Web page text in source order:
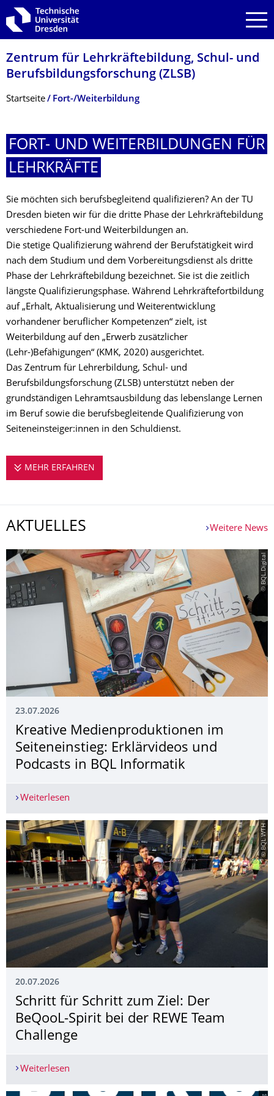
Zur Hauptnavigation springen
Zur Suche springen
Zum Inhalt springen
Zentrum für Lehrkräftebildung, Schul- und
Berufsbildungsfor­schung (ZLSB)
Breadcrumb-Menü
Startseite Fort-/Weiter­bildung
FORT- UND WEITERBILDUNGEN FÜR
LEHRKRÄFTE
Sie möchten sich berufsbegleitend qualifizieren? An der TU
Dresden bieten wir für die dritte Phase der Lehrkräftebildung
verschiedene Fort-und Weiterbildungen an.
Die stetige Qualifizierung während der Berufstätigkeit wird
nach dem Studium und dem Vorbereitungsdienst als dritte
Phase der Lehrkräftebildung bezeichnet. Sie ist die zeitlich
längste Qualifizierungsphase. Während Lehrkräftefortbildung
auf „Erhalt, Aktualisierung und Weiterentwicklung
vorhandener beruflicher Kompetenzen“ zielt, ist
Weiterbildung auf den „Erwerb zusätzlicher
(Lehr-)Befähigungen“ (KMK, 2020) ausgerichtet.
Das Zentrum für Lehrerbildung, Schul- und
Berufsbildungsforschung (ZLSB) unterstützt neben der
grundständigen Lehramtsausbildung das lebenslange Lernen
im Beruf sowie die berufsbegleitende Qualifizierung von
Seiteneinsteiger:innen in den Schuldienst.
MEHR ERFAHREN
AKTUELLES Weitere News
© BQL.Digital
23.07.2026
Kreative Medienproduktionen im
Seiteneinstieg: Erklärvideos und
Podcasts in BQL Informatik
Weiterlesen
© BQL WTH
20.07.2026
Schritt für Schritt zum Ziel: Der
BeQooL-Spirit bei der REWE Team
Challenge
Weiterlesen